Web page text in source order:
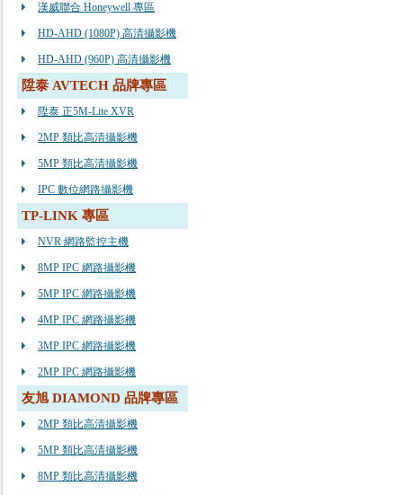
漢威聯合 Honeywell 專區
HD-AHD (1080P) 高清攝影機
HD-AHD (960P) 高清攝影機
陞泰 AVTECH 品牌專區
陞泰 正5M-Lite XVR
2MP 類比高清攝影機
5MP 類比高清攝影機
IPC 數位網路攝影機
TP-LINK 專區
NVR 網路監控主機
8MP IPC 網路攝影機
5MP IPC 網路攝影機
4MP IPC 網路攝影機
3MP IPC 網路攝影機
2MP IPC 網路攝影機
友旭 DIAMOND 品牌專區
2MP 類比高清攝影機
5MP 類比高清攝影機
8MP 類比高清攝影機